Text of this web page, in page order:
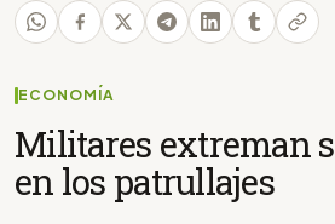
ECONOMÍA
Militares extreman
en los patrullajes